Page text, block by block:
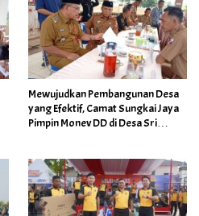
Mewujudkan Pembangunan Desa
yang Efektif, Camat Sungkai Jaya
Pimpin Monev DD di Desa Sri